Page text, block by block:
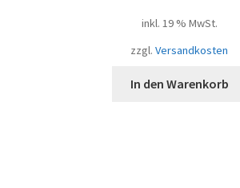
inkl. 19 % MwSt.
zzgl. Versandkosten
In den Warenkorb